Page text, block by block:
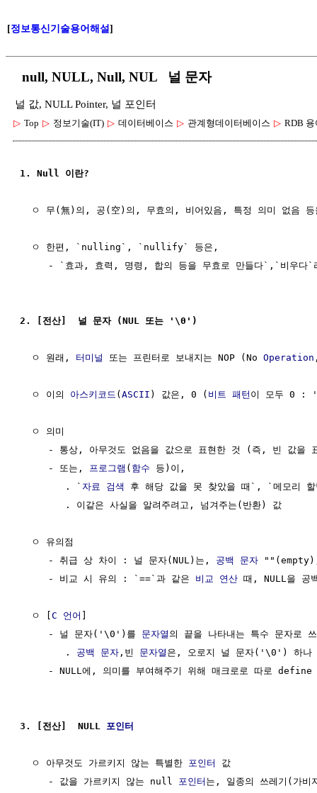
[정보통신기술용어해설]
null, NULL, Null, NUL 널 문자
널 값, NULL Pointer, 널 포인터
▷ Top ▷ 정보기술(IT) ▷ 데이터베이스 ▷ 관계형데이터베이스 ▷ RDB 용
1. Null 이란?
ㅇ 무(無)의, 공(空)의, 무효의, 비어있음, 특정 의미 없음 등
  ㅇ 한편, `nulling`, `nullify` 등은,
- `효과, 효력, 명령, 합의 등을 무효로 만들다`,`비우다`
2. [전산]  널 문자 (NUL 또는 '\0')
  ㅇ 원래,
터미널 또는 프린터로 보내지는 NOP (No Operation
  ㅇ 이의
아스키코드 (ASCII ) 값은, 0 ( 비트 패턴 이 모두 0
  ㅇ 의미
- 통상, 아무것도 없음을 값으로 표현한 것 (즉, 빈 값을
     - 또는,
프로그램 ( 함수 등)이,
        . `
자료 검색
후 해당 값을 못 찾았을 때`, `메모리
        . 이같은 사실을 알려주려고, 넘겨주는(반환) 값
  ㅇ 유의점
     - 취급 상 차이 : 널 문자(NUL)는,
공백 문자
     - 비교 시 유의 : `==`과 같은
비교 연산 때, NULL을 공
  ㅇ [
C 언어 ]
     - 널 문자('\0')를
문자열 의 끝을 나타내는 특수 문자
        .
공백 문자 ,빈 문자열 은, 오로지 널 문자('\0') 하나
- NULL에, 의미를 부여해주기 위해 매크로로 따로
3. [전산]  NULL 포인터
  ㅇ 아무것도 가르키지 않는 특별한
포인터
값
     - 값을 가르키지 않는 null
포인터 는, 일종의 쓰레기(가